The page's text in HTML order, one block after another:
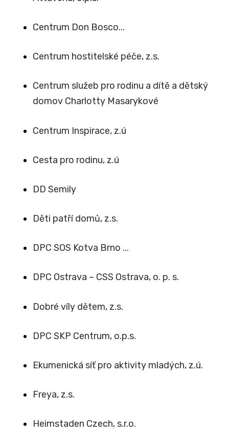
Centrum Don Bosco...
Centrum hostitelské péče, z.s.
Centrum služeb pro rodinu a dítě a dětský
domov Charlotty Masarykové
Centrum Inspirace, z.ú
Cesta pro rodinu, z.ú
DD Semily
Děti patří domů, z.s.
DPC SOS Kotva Brno ...
DPC Ostrava – CSS Ostrava, o. p. s.
Dobré víly dětem, z.s.
DPC SKP Centrum, o.p.s.
Ekumenická síť pro aktivity mladých, z.ú.
Freya, z.s.
Heimstaden Czech, s.r.o.